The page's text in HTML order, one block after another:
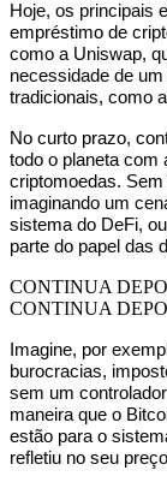
Hoje, os principais
empréstimo de
como a Uniswap,
necessidade de
tradicionais, como
No curto prazo,
todo o planeta com
criptomoedas.
imaginando um
sistema do DeFi,
parte do papel das
CONTINUA
CONTINUA
Imagine, por
burocracias,
sem um
maneira que o
estão para o
refletiu no seu